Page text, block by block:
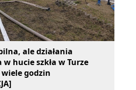
ale działania
hucie szkła w Turze
wiele godzin